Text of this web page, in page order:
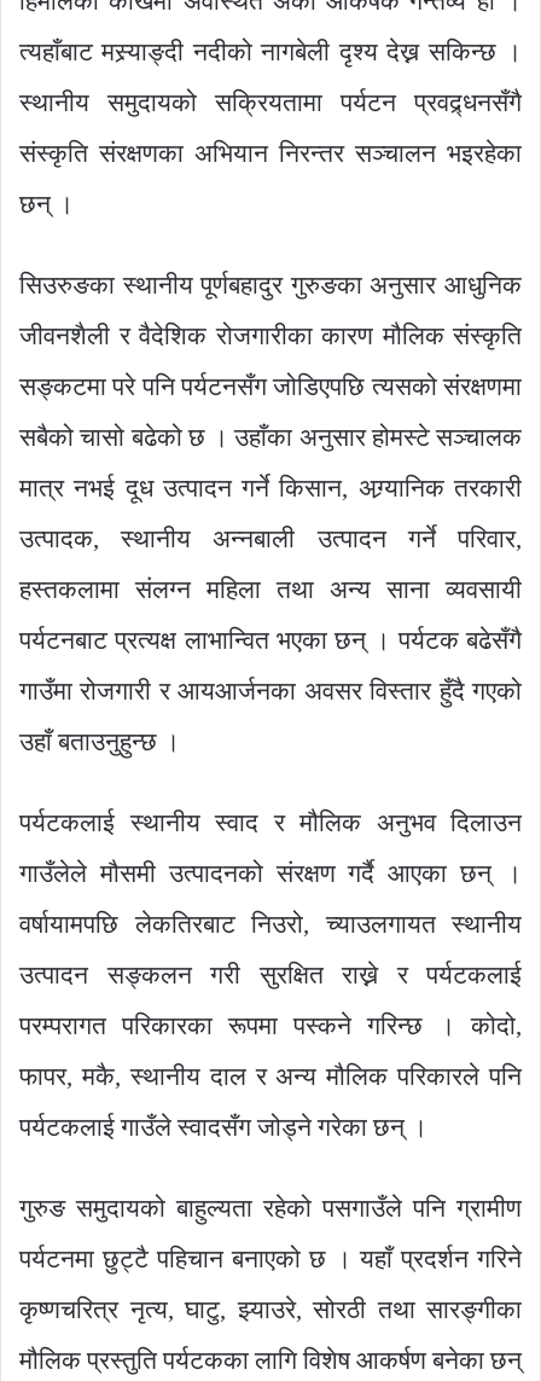
त्यहाँबाट मस्र्याङ्दी नदीको नागबेली दृश्य देख्न सकिन्छ ।
स्थानीय समुदायको सक्रियतामा पर्यटन प्रवद्र्धनसँगै
संस्कृति संरक्षणका अभियान निरन्तर सञ्चालन भइरहेका
छन् ।
सिउरुङका स्थानीय पूर्णबहादुर गुरुङका अनुसार आधुनिक
जीवनशैली र वैदेशिक रोजगारीका कारण मौलिक संस्कृति
सङ्कटमा परे पनि पर्यटनसँग जोडिएपछि त्यसको संरक्षणमा
सबैको चासो बढेको छ । उहाँका अनुसार होमस्टे सञ्चालक
मात्र नभई दूध उत्पादन गर्ने किसान, अग्र्यानिक तरकारी
उत्पादक, स्थानीय अन्नबाली उत्पादन गर्ने परिवार,
हस्तकलामा संलग्न महिला तथा अन्य साना व्यवसायी
पर्यटनबाट प्रत्यक्ष लाभान्वित भएका छन् । पर्यटक बढेसँगै
गाउँमा रोजगारी र आयआर्जनका अवसर विस्तार हुँदै गएको
उहाँ बताउनुहुन्छ ।
पर्यटकलाई स्थानीय स्वाद र मौलिक अनुभव दिलाउन
गाउँलेले मौसमी उत्पादनको संरक्षण गर्दै आएका छन् ।
वर्षायामपछि लेकतिरबाट निउरो, च्याउलगायत स्थानीय
उत्पादन सङ्कलन गरी सुरक्षित राख्ने र पर्यटकलाई
परम्परागत परिकारका रूपमा पस्कने गरिन्छ । कोदो,
फापर, मकै, स्थानीय दाल र अन्य मौलिक परिकारले पनि
पर्यटकलाई गाउँले स्वादसँग जोड्ने गरेका छन् ।
गुरुङ समुदायको बाहुल्यता रहेको पसगाउँले पनि ग्रामीण
पर्यटनमा छुट्टै पहिचान बनाएको छ । यहाँ प्रदर्शन गरिने
कृष्णचरित्र नृत्य, घाटु, झ्याउरे, सोरठी तथा सारङ्गीका
मौलिक प्रस्तुति पर्यटकका लागि विशेष आकर्षण बनेका छन्